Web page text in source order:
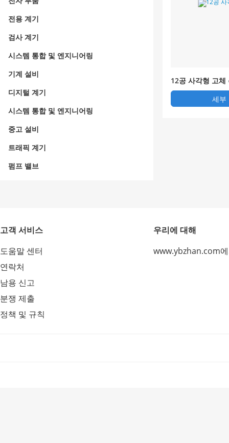
전용 계기
검사 계기
시스템 통합 및 엔지니어링
기계 설비
디지털 계기
시스템 통합 및 엔지니어링
중고 설비
트래픽 계기
펌프 밸브
12공 사각형 고체
세부
고객 서비스
도움말 센터
연락처
남용 신고
분쟁 제출
정책 및 규칙
우리에 대해
www.ybzhan.com